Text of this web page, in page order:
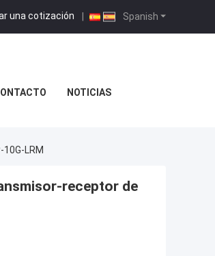
Spanish
una cotización |
NOTICIAS
LRM
receptor de